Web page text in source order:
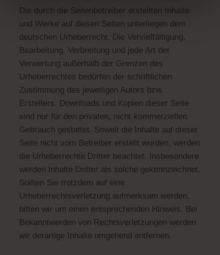
Die durch die Seitenbetreiber erstellten Inhalte
und Werke auf diesen Seiten unterliegen dem
deutschen Urheberrecht. Die Vervielfältigung,
Bearbeitung, Verbreitung und jede Art der
Verwertung außerhalb der Grenzen des
Urheberrechtes bedürfen der schriftlichen
Zustimmung des jeweiligen Autors bzw.
Erstellers. Downloads und Kopien dieser Seite
sind nur für den privaten, nicht kommerziellen
Gebrauch gestattet. Soweit die Inhalte auf dieser
Seite nicht vom Betreiber erstellt wurden, werden
die Urheberrechte Dritter beachtet. Insbesondere
werden Inhalte Dritter als solche gekennzeichnet.
Sollten Sie trotzdem auf eine
Urheberrechtsverletzung aufmerksam werden,
bitten wir um einen entsprechenden Hinweis. Bei
Bekanntwerden von Rechtsverletzungen werden
wir derartige Inhalte umgehend entfernen.